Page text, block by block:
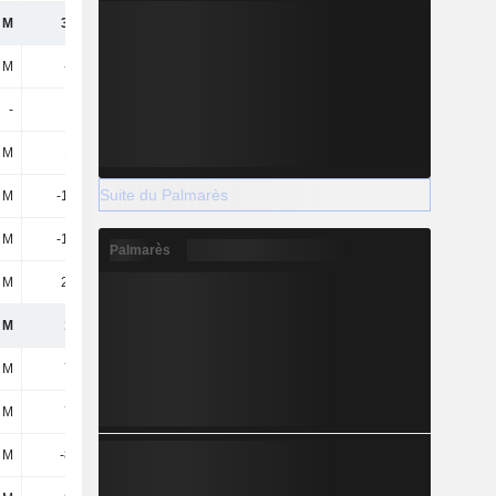
36,3 M
-5,4 M
-
-14,1 M 10,7 M
-14,9 M 89,9 M
22,3 M
151 M
782 M
782 M
-832 M
Suite du Palmarès
Palmarès